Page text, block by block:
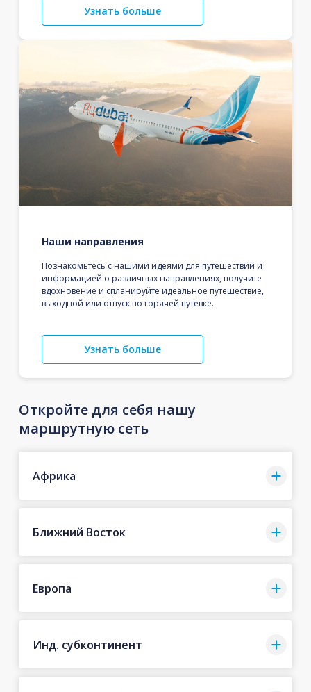
Узнать больше
Наши направления
Познакомьтесь с нашими идеями для путешествий и
информацией о различных направлениях, получите
вдохновение и спланируйте идеальное путешествие,
выходной или отпуск по горячей путевке.
Узнать больше
Откройте для себя нашу
маршрутную сеть
Африка
Ближний Восток
Европа
Инд. субконтинент